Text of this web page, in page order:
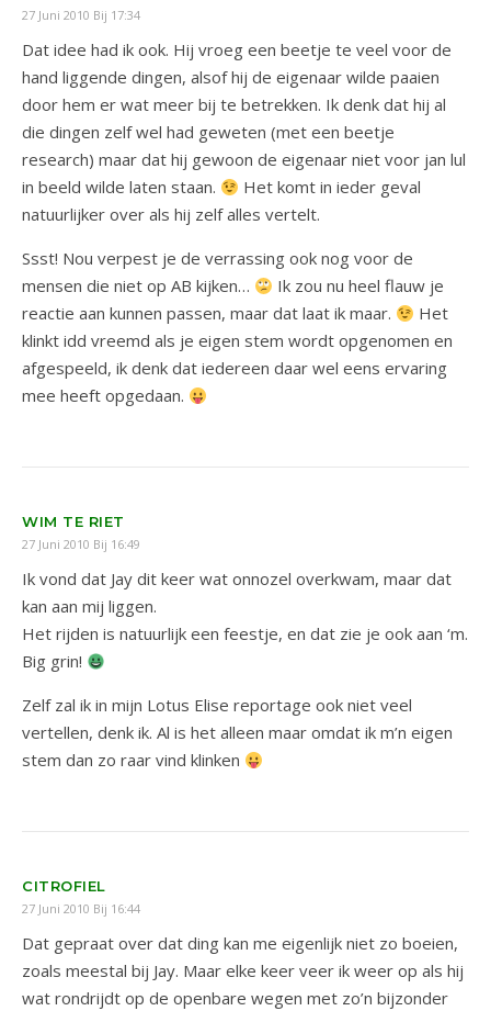
27 Juni 2010 Bij 17:34
Dat idee had ik ook. Hij vroeg een beetje te veel voor de
hand liggende dingen, alsof hij de eigenaar wilde paaien
door hem er wat meer bij te betrekken. Ik denk dat hij al
die dingen zelf wel had geweten (met een beetje
research) maar dat hij gewoon de eigenaar niet voor jan lul
in beeld wilde laten staan.
Het komt in ieder geval
natuurlijker over als hij zelf alles vertelt.
Ssst! Nou verpest je de verrassing ook nog voor de
mensen die niet op AB kijken…
Ik zou nu heel flauw je
reactie aan kunnen passen, maar dat laat ik maar.
Het
klinkt idd vreemd als je eigen stem wordt opgenomen en
afgespeeld, ik denk dat iedereen daar wel eens ervaring
mee heeft opgedaan.
WIM TE RIET
27 Juni 2010 Bij 16:49
Ik vond dat Jay dit keer wat onnozel overkwam, maar dat
kan aan mij liggen.
Het rijden is natuurlijk een feestje, en dat zie je ook aan ‘m.
Big grin!
Zelf zal ik in mijn Lotus Elise reportage ook niet veel
vertellen, denk ik. Al is het alleen maar omdat ik m’n eigen
stem dan zo raar vind klinken
CITROFIEL
27 Juni 2010 Bij 16:44
Dat gepraat over dat ding kan me eigenlijk niet zo boeien,
zoals meestal bij Jay. Maar elke keer veer ik weer op als hij
wat rondrijdt op de openbare wegen met zo’n bijzonder